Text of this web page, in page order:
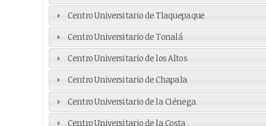
Centro Universitario de Tlaquepaque
Centro Universitario de Tonalá
Centro Universitario de los Altos
Centro Universitario de Chapala
Centro Universitario de la Ciénega
Centro Universitario de la Costa